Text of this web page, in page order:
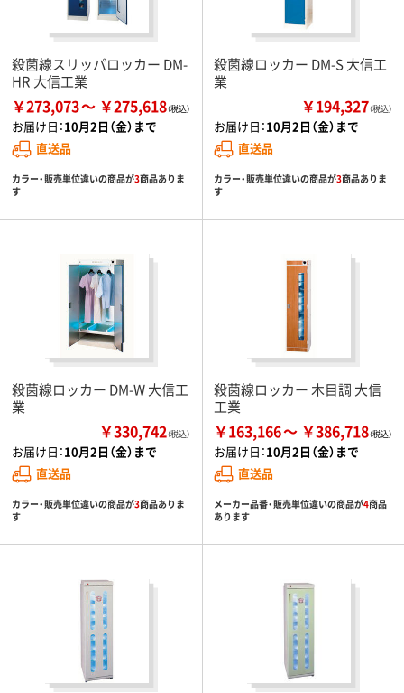
殺菌線スリッパロッカー DM-
HR 大信工業
￥273,073 ￥275,618
お届け日：10月2日（金）まで
直送品
カラー・販売単位違いの商品が3商品ありま
す
殺菌線ロッカー DM-S 大信工
業
￥194,327（税込）
お届け日：10月2日（金）まで
直送品
カラー・販売単位違いの商品が3商品ありま
す
殺菌線ロッカー DM-W 大信工
業
￥330,742（税込）
お届け日：10月2日（金）まで
直送品
カラー・販売単位違いの商品が3商品ありま
す
殺菌線ロッカー 木目調 大信
工業
￥163,166 ￥386,718
お届け日：10月2日（金）まで
直送品
メーカー品番・販売単位違いの商品が4商品
あります